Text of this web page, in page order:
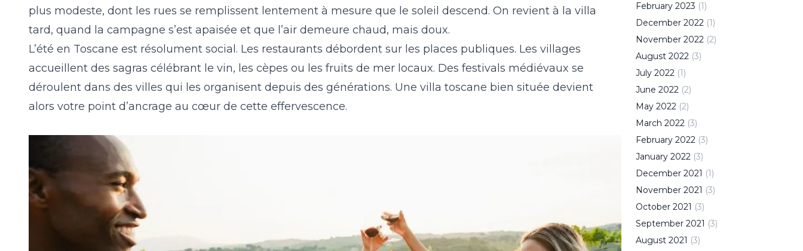
plus modeste, dont les rues se remplissent lentement à mesure que le soleil descend. On revient à la villa
tard, quand la campagne s’est apaisée et que l’air demeure chaud, mais doux.
L’été en Toscane est résolument social. Les restaurants débordent sur les places publiques. Les villages
accueillent des sagras célébrant le vin, les cèpes ou les fruits de mer locaux. Des festivals médiévaux se
déroulent dans des villes qui les organisent depuis des générations. Une villa toscane bien située devient
alors votre point d’ancrage au cœur de cette effervescence.
February 2023 (1)
December 2022 (1)
November 2022 (2)
August 2022 (3)
July 2022 (1)
June 2022 (2)
May 2022 (2)
March 2022 (3)
February 2022 (3)
January 2022 (3)
December 2021 (1)
November 2021 (3)
October 2021 (3)
September 2021 (3)
August 2021 (3)